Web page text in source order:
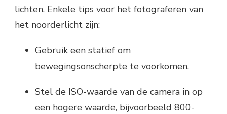
lichten. Enkele tips voor het fotograferen van
het noorderlicht zijn:
Gebruik een statief om
bewegingsonscherpte te voorkomen.
Stel de ISO-waarde van de camera in op
een hogere waarde, bijvoorbeeld 800-